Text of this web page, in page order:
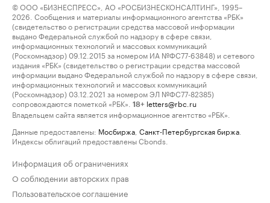
© ООО «БИЗНЕСПРЕСС», АО «РОСБИЗНЕСКОНСАЛТИНГ», 1995–
2026. Сообщения и материалы информационного агентства «РБК»
(свидетельство о регистрации средства массовой информации
выдано Федеральной службой по надзору в сфере связи,
информационных технологий и массовых коммуникаций
(Роскомнадзор) 09.12.2015 за номером ИА №ФС77-63848) и сетевого
издания «РБК» (свидетельство о регистрации средства массовой
информации выдано Федеральной службой по надзору в сфере связи,
информационных технологий и массовых коммуникаций
(Роскомнадзор) 03.12.2021 за номером ЭЛ №ФС77-82385)
сопровождаются пометкой «РБК».
18+ letters@rbc.ru
Владельцем сайта является информационное агентство «РБК».
Данные предоставлены: Мосбиржа Санкт-Петербургская биржа
Индексы облигаций предоставлены Cbonds.
Информация об ограничениях
О соблюдении авторских прав
Пользовательское соглашение